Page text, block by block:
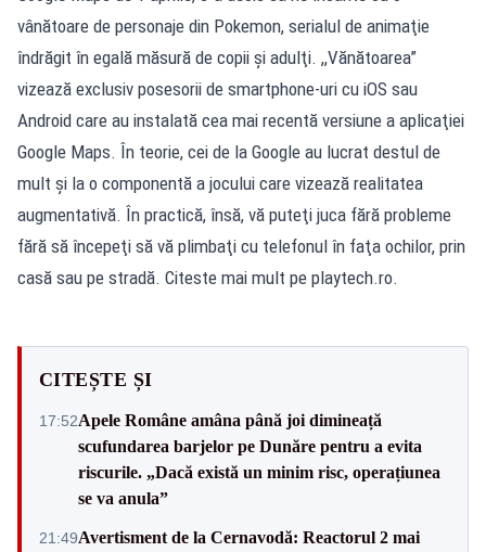
vânătoare de personaje din Pokemon, serialul de animaţie
îndrăgit în egală măsură de copii şi adulţi. ,,Vănătoarea”
vizează exclusiv posesorii de smartphone-uri cu iOS sau
Android care au instalată cea mai recentă versiune a aplicaţiei
Google Maps. În teorie, cei de la Google au lucrat destul de
mult şi la o componentă a jocului care vizează realitatea
augmentativă. În practică, însă, vă puteţi juca fără probleme
fără să începeţi să vă plimbaţi cu telefonul în faţa ochilor, prin
casă sau pe stradă. Citeste mai mult pe playtech.ro.
CITEȘTE ȘI
17:52Apele Române amâna până joi dimineață
scufundarea barjelor pe Dunăre pentru a evita
riscurile. „Dacă există un minim risc, operațiunea
se va anula”
21:49Avertisment de la Cernavodă: Reactorul 2 mai